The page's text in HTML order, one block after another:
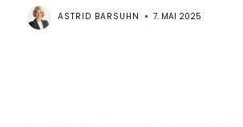
ASTRID BARSUHN 7. MAI 2025